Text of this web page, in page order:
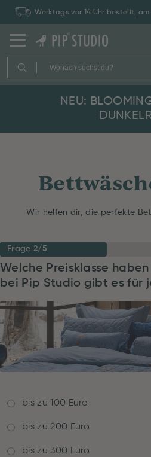
Werktags vor 14 Uhr bestellt,
NEU:
Wir helfen dir, die perfekte
Frage 2/5
Welche Preisklasse
bei Pip Studio gibt es für
bis zu 100 Euro
bis zu 200 Euro
bis zu 300 Euro